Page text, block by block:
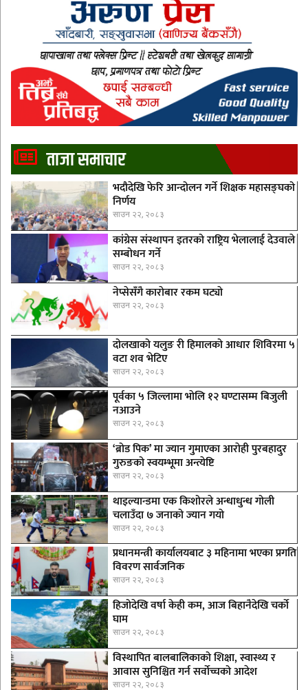
ताजा समाचार
भदौदेखि फेरि आन्दोलन गर्ने शिक्षक महासङ्घको
निर्णय
साउन २२, २०८३
कांग्रेस संस्थापन इतरको राष्ट्रिय भेलालाई देउवाले
सम्बोधन गर्ने
साउन २२, २०८३
नेप्सेसँगै काराेबार रकम घट्याे
साउन २२, २०८३
दोलखाको यलुङ री हिमालको आधार शिविरमा ५
वटा शव भेटिए
साउन २२, २०८३
पूर्वका ५ जिल्लामा भाेलि १२ घण्टासम्म बिजुली
नआउने
साउन २२, २०८३
‘ब्रोड पिक’ मा ज्यान गुमाएका आराेही पुरबहादुर
गुरुङको स्वयम्भूमा अन्त्येष्टि
साउन २२, २०८३
थाइल्यान्डमा एक किशोरले अन्धाधुन्ध गोली
चलाउँदा ७ जनाको ज्यान गयो
साउन २२, २०८३
प्रधानमन्त्री कार्यालयबाट ३ महिनामा भएका प्रगति
विवरण सार्वजनिक
साउन २२, २०८३
हिजोदेखि वर्षा केही कम, आज बिहानैदेखि चर्को
घाम
साउन २२, २०८३
विस्थापित बालबालिकाको शिक्षा, स्वास्थ्य र
आवास सुनिश्चित गर्न सर्वोच्चको आदेश
साउन २२, २०८३